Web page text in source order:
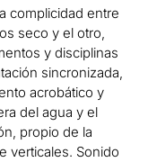
complicidad entre
seco y el otro,
y disciplinas
sincronizada,
acrobático y
del agua y el
propio de la
verticales. Sonido